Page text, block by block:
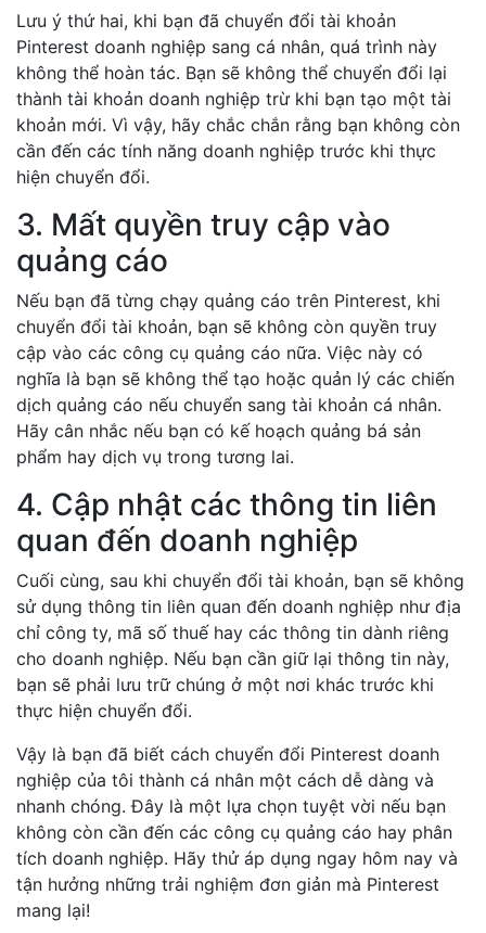
Lưu ý thứ hai, khi bạn đã chuyển đổi tài khoản
Pinterest doanh nghiệp sang cá nhân, quá trình này
không thể hoàn tác. Bạn sẽ không thể chuyển đổi lại
thành tài khoản doanh nghiệp trừ khi bạn tạo một tài
khoản mới. Vì vậy, hãy chắc chắn rằng bạn không còn
cần đến các tính năng doanh nghiệp trước khi thực
hiện chuyển đổi.
3. Mất quyền truy cập vào
quảng cáo
Nếu bạn đã từng chạy quảng cáo trên Pinterest, khi
chuyển đổi tài khoản, bạn sẽ không còn quyền truy
cập vào các công cụ quảng cáo nữa. Việc này có
nghĩa là bạn sẽ không thể tạo hoặc quản lý các chiến
dịch quảng cáo nếu chuyển sang tài khoản cá nhân.
Hãy cân nhắc nếu bạn có kế hoạch quảng bá sản
phẩm hay dịch vụ trong tương lai.
4. Cập nhật các thông tin liên
quan đến doanh nghiệp
Cuối cùng, sau khi chuyển đổi tài khoản, bạn sẽ không
sử dụng thông tin liên quan đến doanh nghiệp như địa
chỉ công ty, mã số thuế hay các thông tin dành riêng
cho doanh nghiệp. Nếu bạn cần giữ lại thông tin này,
bạn sẽ phải lưu trữ chúng ở một nơi khác trước khi
thực hiện chuyển đổi.
Vậy là bạn đã biết cách chuyển đổi Pinterest doanh
nghiệp của tôi thành cá nhân một cách dễ dàng và
nhanh chóng. Đây là một lựa chọn tuyệt vời nếu bạn
không còn cần đến các công cụ quảng cáo hay phân
tích doanh nghiệp. Hãy thử áp dụng ngay hôm nay và
tận hưởng những trải nghiệm đơn giản mà Pinterest
mang lại!